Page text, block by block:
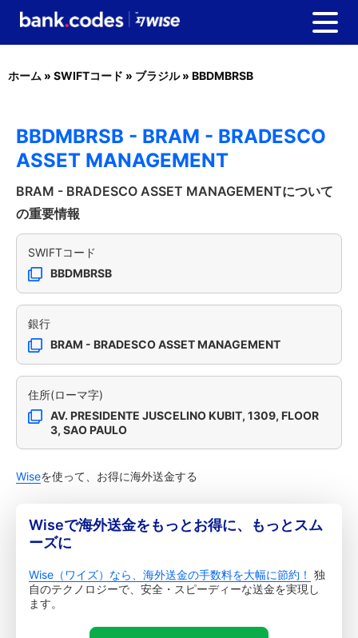
ホーム » SWIFTコード » ブラジル» BBDMBRSB
BBDMBRSB - BRAM - BRADESCO
ASSET MANAGEMENT
BRAM - BRADESCO ASSET MANAGEMENTについて
の重要情報
SWIFTコード
BBDMBRSB
銀行
BRAM - BRADESCO ASSET MANAGEMENT
住所(ローマ字)
AV. PRESIDENTE JUSCELINO KUBIT, 1309, FLOOR
3, SAO PAULO
Wiseを使って、お得に海外送金する
Wiseで海外送金をもっとお得に、もっとスム
ーズに
Wise（ワイズ）なら、海外送金の手数料を大幅に節約！ 独
自のテクノロジーで、安全・スピーディーな送金を実現し
ます。